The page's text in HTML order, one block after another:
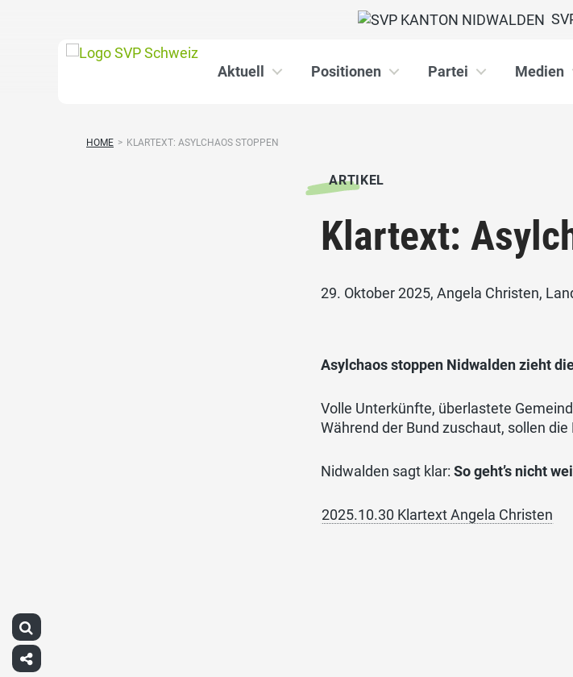
Aktuell Positionen Partei Medien
HOME > KLARTEXT: ASYLCHAOS STOPPEN
ARTIKEL
Klartext:
29. Oktober 2025, Angela Christen,
Asylchaos stoppen Nidwalden zieht
Volle Unterkünfte, überlastete
Während der Bund zuschaut, sollen
Nidwalden sagt klar:So geht’s nicht
2025.10.30 Klartext Angela Christen